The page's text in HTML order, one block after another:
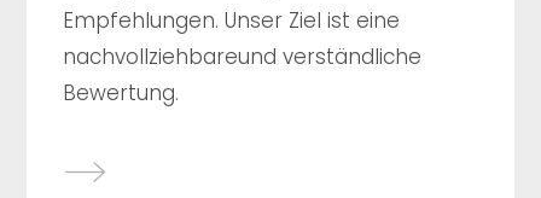
Empfehlungen. Unser Ziel ist eine
nachvollziehbareund verständliche
Bewertung.